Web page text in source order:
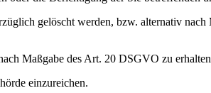
gelöscht werden, bzw. alternativ
Maßgabe des Art. 20 DSGVO zu
einzureichen.